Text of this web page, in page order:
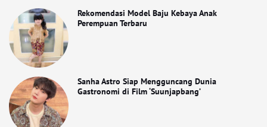
Rekomendasi Model Baju Kebaya Anak
Perempuan Terbaru
Sanha Astro Siap Mengguncang Dunia
Gastronomi di Film ‘Suunjapbang’